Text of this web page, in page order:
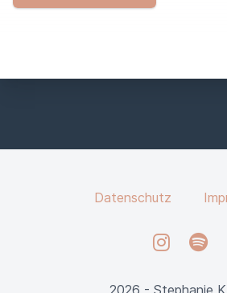
Datenschutz
InstagramSpotify
2026 - Stephanie